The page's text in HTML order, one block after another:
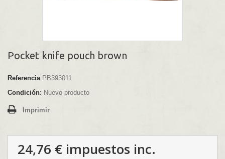
Pocket knife pouch brown
Referencia PB393011
Condición: Nuevo producto
Imprimir
24,76 € impuestos inc.